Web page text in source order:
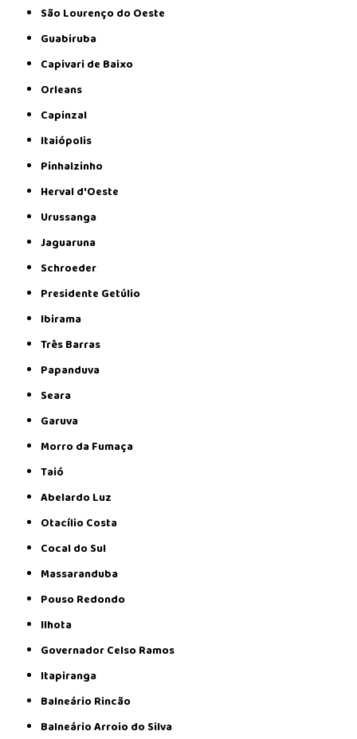
São Lourenço do Oeste
Guabiruba
Capivari de Baixo
Orleans
Capinzal
Itaiópolis
Pinhalzinho
Herval d'Oeste
Urussanga
Jaguaruna
Schroeder
Presidente Getúlio
Ibirama
Três Barras
Papanduva
Seara
Garuva
Morro da Fumaça
Taió
Abelardo Luz
Otacílio Costa
Cocal do Sul
Massaranduba
Pouso Redondo
Ilhota
Governador Celso Ramos
Itapiranga
Balneário Rincão
Balneário Arroio do Silva